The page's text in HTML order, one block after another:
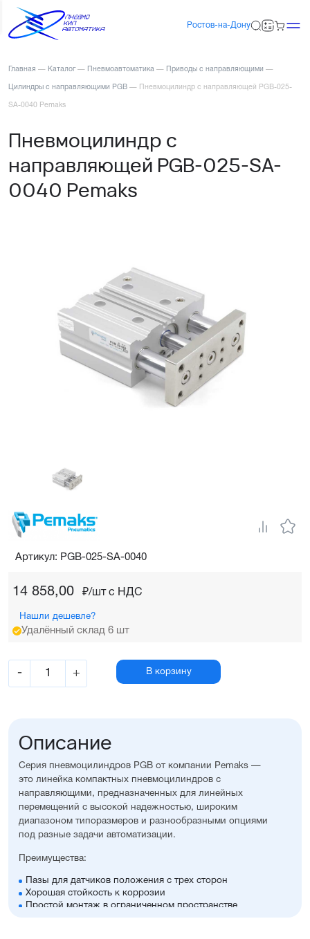
Ростов-на-Дону
Главная — Каталог — Пневмоавтоматика — Приводы с направляющими —
Цилиндры с направляющими PGB — Пневмоцилиндр с направляющей PGB-025-
SA-0040 Pemaks
Пневмоцилиндр с
направляющей PGB-025-SA-
0040 Pemaks
14 858,00 ₽/шт c НДС
Нашли дешевле?
Удалённый склад 6 шт
- + В корзину
Артикул: PGB-025-SA-0040
Описание
Серия пневмоцилиндров PGB от компании Pemaks —
это линейка компактных пневмоцилиндров с
направляющими, предназначенных для линейных
перемещений с высокой надежностью, широким
диапазоном типоразмеров и разнообразными опциями
под разные задачи автоматизации.
Преимущества:
Пазы для датчиков положения с трех сторон
Хорошая стойкость к коррозии
Простой монтаж в ограниченном пространстве